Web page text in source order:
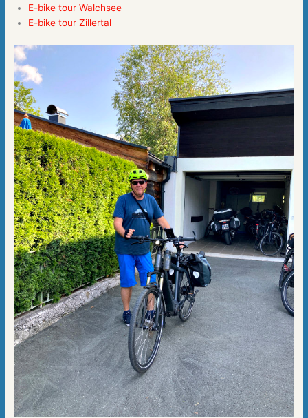
E-bike tour Walchsee
E-bike tour Zillertal